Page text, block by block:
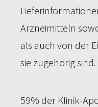
Arzneimitteln
als auch von der
sie zugehörig sind.
59% der Klinik-